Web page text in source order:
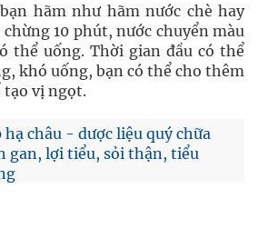
hãm như hãm nước chè hay
10 phút, nước chuyển màu
thể uống. Thời gian đầu có thể
khó uống, bạn có thể cho thêm
tạo vị ngọt.
hạ châu - dược liệu quý chữa
gan, lợi tiểu, sỏi thận, tiểu